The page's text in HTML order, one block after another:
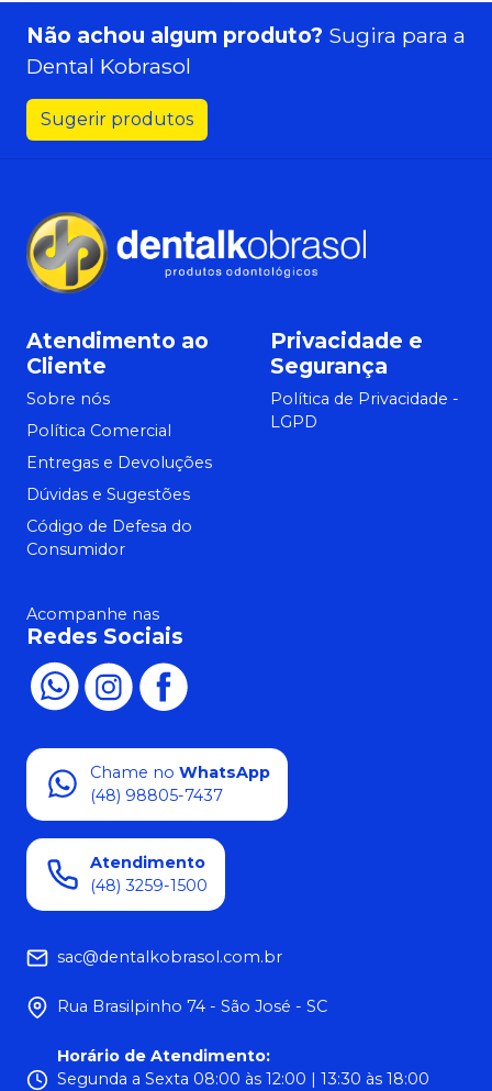
Não achou algum produto? Sugira para a
Dental Kobrasol
Sugerir produtos
Atendimento ao
Cliente
Sobre nós
Política Comercial
Entregas e Devoluções
Dúvidas e Sugestões
Código de Defesa do
Consumidor
Privacidade e
Segurança
Política de Privacidade -
LGPD
Acompanhe nas
Redes Sociais
Chame no WhatsApp
(48) 98805-7437
Atendimento
(48) 3259-1500
sac@dentalkobrasol.com.br
Rua Brasilpinho 74 - São José - SC
Horário de Atendimento:
Segunda a Sexta 08:00 às 12:00 | 13:30 às 18:00